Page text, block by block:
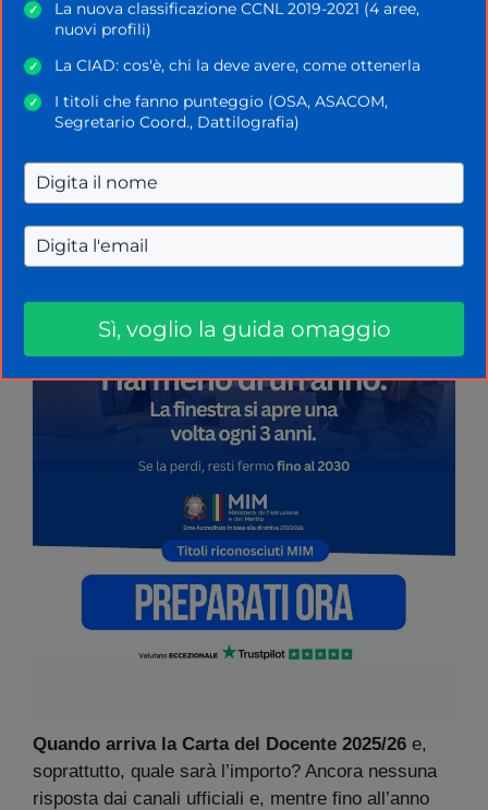
Docente 2025/26? Scopri tutte le
novità: quanto vale e cosa
aspettarsi
10 Ottobre 2025 Rosalia Cimino
Quando arriva la Carta del Docente 2025/26 e,
soprattutto, quale sarà l’importo? Ancora nessuna
risposta dai canali ufficiali e, mentre fino all’anno
✓
La nuova classificazione CCNL 2019-2021 (4 aree,
nuovi profili)
✓ La CIAD: cos'è, chi la deve avere, come ottenerla
✓
I titoli che fanno punteggio (OSA, ASACOM,
Segretario Coord., Dattilografia)
Sì, voglio la guida omaggio